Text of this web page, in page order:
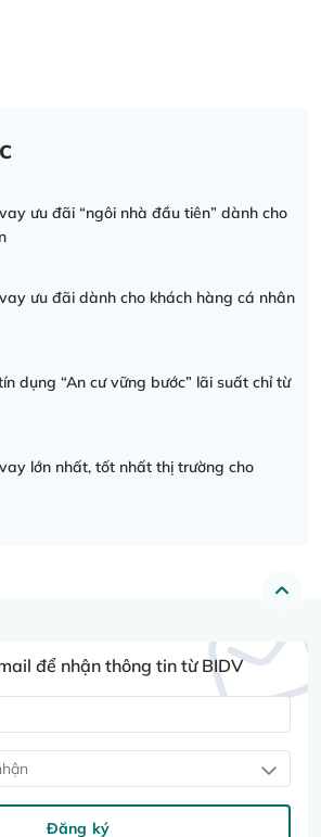
ưu đãi “ngôi nhà đầu tiên” dành cho
ưu đãi dành cho khách hàng cá nhân
dụng “An cư vững bước” lãi suất chỉ từ
lớn nhất, tốt nhất thị trường cho
để nhận thông tin từ BIDV
Đăng ký